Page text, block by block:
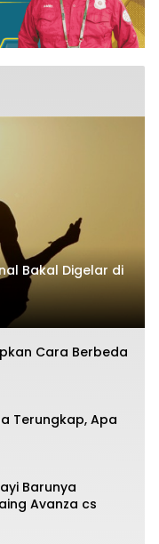
Bakal Digelar di
Cara Berbeda
Terungkap, Apa
Barunya
Avanza cs